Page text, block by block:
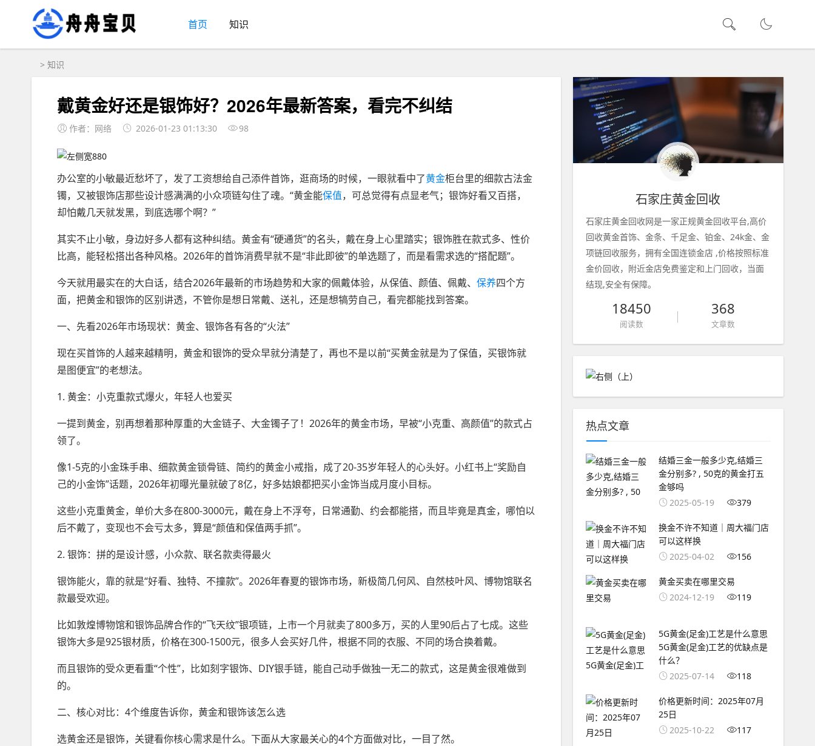
首页 知识
> 知识
戴黄金好还是银饰好？2026年最新答案，看完不纠结
作者：网络 2026-01-23 01:13:30 98
办公室的小敏最近愁坏了，发了工资想给自己添件首饰，逛商场的时候，一眼就看中了黄金柜台里的细款古法金
镯，又被银饰店那些设计感满满的小众项链勾住了魂。“黄金能保值，可总觉得有点显老气；银饰好看又百搭，
却怕戴几天就发黑，到底选哪个啊？”
其实不止小敏，身边好多人都有这种纠结。黄金有“硬通货”的名头，戴在身上心里踏实；银饰胜在款式多、性价
比高，能轻松搭出各种风格。2026年的首饰消费早就不是“非此即彼”的单选题了，而是看需求选的“搭配题”。
今天就用最实在的大白话，结合2026年最新的市场趋势和大家的佩戴体验，从保值、颜值、佩戴、 保养四个方
面，把黄金和银饰的区别讲透，不管你是想日常戴、送礼，还是想犒劳自己，看完都能找到答案。
一、先看2026年市场现状：黄金、银饰各有各的“火法”
现在买首饰的人越来越精明，黄金和银饰的受众早就分清楚了，再也不是以前“买黄金就是为了保值，买银饰就
是图便宜”的老想法。
1. 黄金：小克重款式爆火，年轻人也爱买
一提到黄金，别再想着那种厚重的大金链子、大金镯子了！2026年的黄金市场，早被“小克重、高颜值”的款式占
领了。
像1-5克的小金珠手串、细款黄金锁骨链、简约的黄金小戒指，成了20-35岁年轻人的心头好。小红书上“奖励自
己的小金饰”话题，2026年初曝光量就破了8亿，好多姑娘都把买小金饰当成月度小目标。
这些小克重黄金，单价大多在800-3000元，戴在身上不浮夸，日常通勤、约会都能搭，而且毕竟是真金，哪怕以
后不戴了，变现也不会亏太多，算是“颜值和保值两手抓”。
2. 银饰：拼的是设计感，小众款、联名款卖得最火
银饰能火，靠的就是“好看、独特、不撞款”。2026年春夏的银饰市场，新极简几何风、自然枝叶风、博物馆联名
款最受欢迎。
比如敦煌博物馆和银饰品牌合作的“飞天纹”银项链，上市一个月就卖了800多万，买的人里90后占了七成。这些
银饰大多是925银材质，价格在300-1500元，很多人会买好几件，根据不同的衣服、不同的场合换着戴。
而且银饰的受众更看重“个性”，比如刻字银饰、DIY银手链，能自己动手做独一无二的款式，这是黄金很难做到
的。
二、核心对比：4个维度告诉你，黄金和银饰该怎么选
选黄金还是银饰，关键看你核心需求是什么。下面从大家最关心的4个方面做对比，一目了然。
石家庄黄金回收
石家庄黄金回收网是一家正规黄金回收平台,高价
回收黄金首饰、金条、千足金、铂金、24k金、金
项链回收服务，拥有全国连锁金店 ,价格按照标准
金价回收，附近金店免费鉴定和上门回收，当面
结现,安全有保障。
18450
阅读数
368
文章数
热点文章
结婚三金一般多少克,结婚三
金分别多? , 50克的黄金打五
金够吗
2025-05-19
379
换金不许不知道｜周大福门店
可以这样换
2025-04-02
156
黄金买卖在哪里交易
2024-12-19
119
5G黄金(足金)工艺是什么意思
5G黄金(足金)工艺的优缺点是
什么？
2025-07-14
118
价格更新时间：2025年07月
25日
2025-10-22
117